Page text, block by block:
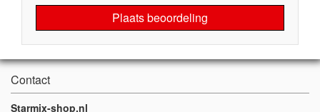
Plaats beoordeling
Contact
Starmix-shop.nl